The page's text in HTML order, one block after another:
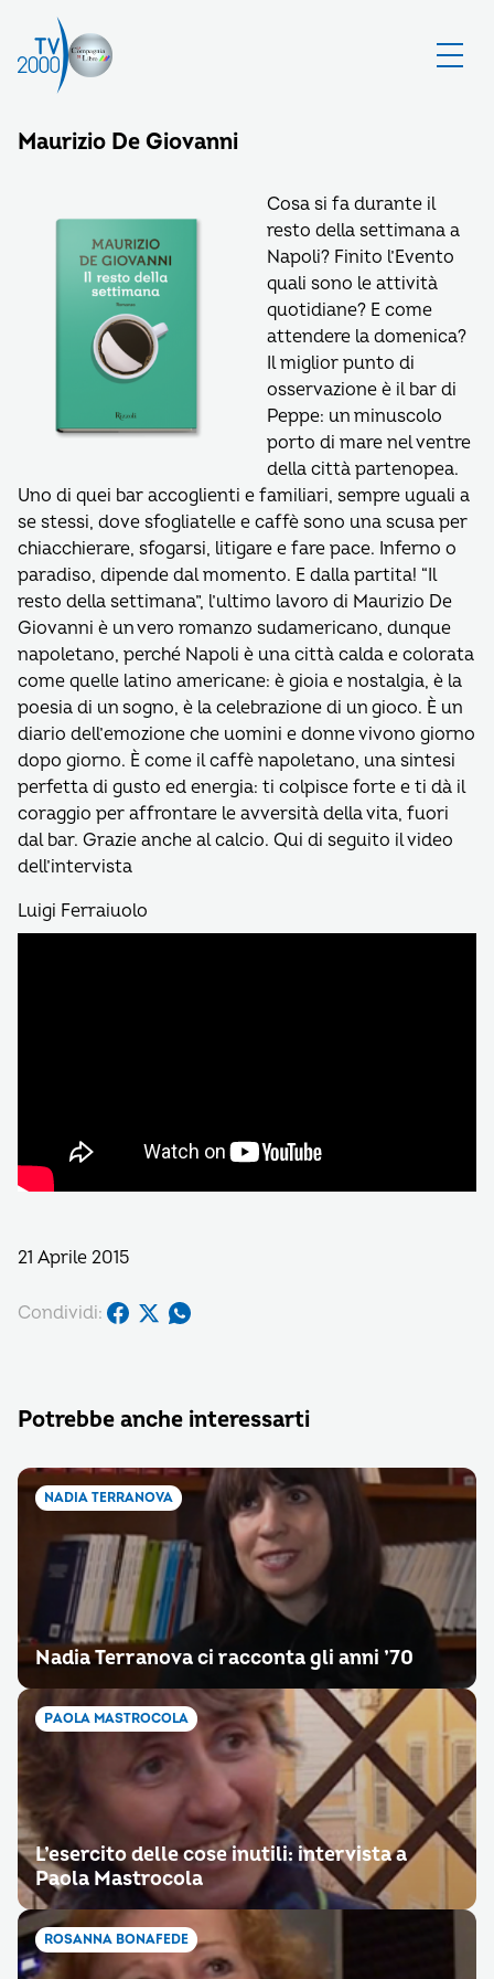
Maurizio De Giovanni
Cosa si fa durante il
resto della settimana a
Napoli? Finito l’Evento
quali sono le attività
quotidiane? E come
attendere la domenica?
Il miglior punto di
osservazione è il bar di
Peppe: un minuscolo
porto di mare nel ventre
della città partenopea.
Uno di quei bar accoglienti e familiari, sempre uguali a
se stessi, dove sfogliatelle e caffè sono una scusa per
chiacchierare, sfogarsi, litigare e fare pace. Inferno o
paradiso, dipende dal momento. E dalla partita! “Il
resto della settimana”, l’ultimo lavoro di Maurizio De
Giovanni è un vero romanzo sudamericano, dunque
napoletano, perché Napoli è una città calda e colorata
come quelle latino americane: è gioia e nostalgia, è la
poesia di un sogno, è la celebrazione di un gioco. È un
diario dell’emozione che uomini e donne vivono giorno
dopo giorno. È come il caffè napoletano, una sintesi
perfetta di gusto ed energia: ti colpisce forte e ti dà il
coraggio per affrontare le avversità della vita, fuori
dal bar. Grazie anche al calcio. Qui di seguito il video
dell’intervista
Luigi Ferraiuolo
21 Aprile 2015
Condividi:
Potrebbe anche interessarti
NADIA TERRANOVA
Nadia Terranova ci racconta gli anni ’70
PAOLA MASTROCOLA
L’esercito delle cose inutili: intervista a
Paola Mastrocola
ROSANNA BONAFEDE